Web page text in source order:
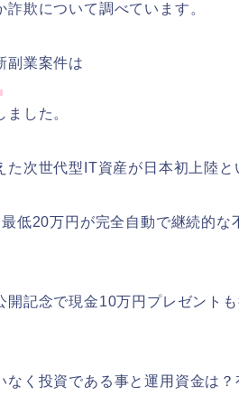
欺について調べています。
副業案件は
した。
た次世代型IT資産が日本初上陸と
低20万円が完全自動で継続的
開記念で現金10万円プレゼント
なく投資である事と運用資金は